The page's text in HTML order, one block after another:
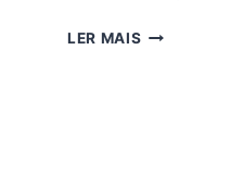
LER MAIS